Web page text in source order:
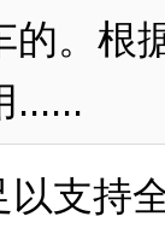
的。
......
支持